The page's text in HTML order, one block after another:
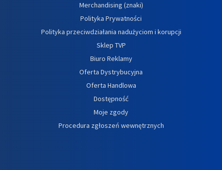
Merchandising (znaki)
Polityka Prywatności
Polityka przeciwdziałania nadużyciom i korupcji
Sklep TVP
Biuro Reklamy
Oferta Dystrybucyjna
Oferta Handlowa
Dostępność
Moje zgody
Procedura zgłoszeń wewnętrznych